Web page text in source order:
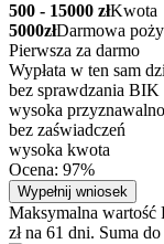
500 - 15000 złKwota
5000złDarmowa
Pierwsza za darmo
Wypłata w ten sam
bez sprawdzania BIK
wysoka
bez zaświadczeń
wysoka kwota
Ocena: 97%
Wypełnij wniosek
Maksymalna wartość
zł na 61 dni. Suma